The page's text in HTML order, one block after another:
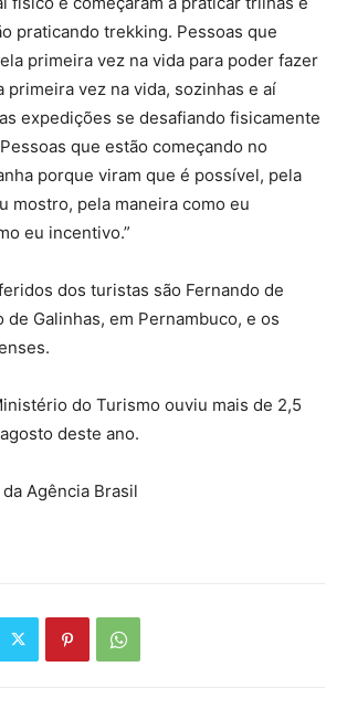
praticando trekking. Pessoas que
primeira vez na vida para poder fazer
primeira vez na vida, sozinhas e aí
expedições se desafiando fisicamente
que estão começando no
porque viram que é possível, pela
mostro, pela maneira como eu
eu incentivo.”
dos turistas são Fernando de
de Galinhas, em Pernambuco, e os
do Turismo ouviu mais de 2,5
deste ano.
Agência Brasil